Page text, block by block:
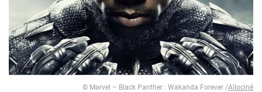
© Marvel – Black Panther : Wakanda Forever /Allociné